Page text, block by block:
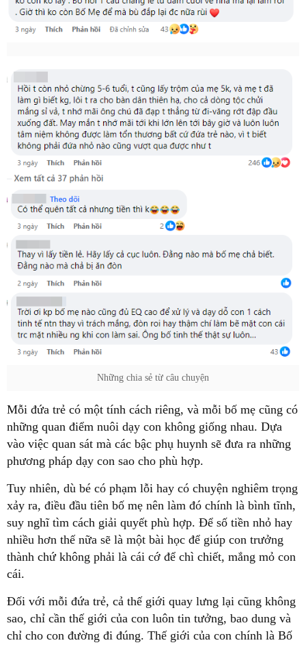
Những chia sẻ từ câu chuyện
Mỗi đứa trẻ có một tính cách riêng, và mỗi bố mẹ cũng có
những quan điểm nuôi dạy con không giống nhau. Dựa
vào việc quan sát mà các bậc phụ huynh sẽ đưa ra những
phương pháp dạy con sao cho phù hợp.
Tuy nhiên, dù bé có phạm lỗi hay có chuyện nghiêm trọng
xảy ra, điều đầu tiên bố mẹ nên làm đó chính là bình tĩnh,
suy nghĩ tìm cách giải quyết phù hợp. Để số tiền nhỏ hay
nhiều hơn thế nữa sẽ là một bài học để giúp con trưởng
thành chứ không phải là cái cớ để chì chiết, mắng mỏ con
cái.
Đối với mỗi đứa trẻ, cả thế giới quay lưng lại cũng không
sao, chỉ cần thế giới của con luôn tin tưởng, bao dung và
chỉ cho con đường đi đúng. Thế giới của con chính là Bố